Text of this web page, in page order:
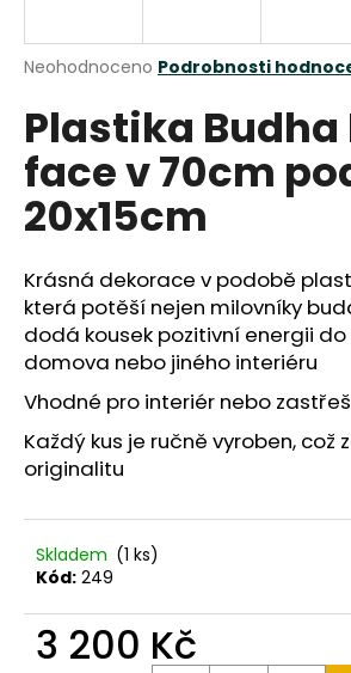
Průměrné
produktu
je
0,0
5
hvězdiček.
Neohodnoceno Podrobnosti
Plastika Budha
face v 70cm
20x15cm
Krásná dekorace v podobě
která potěší nejen milovníky
dodá kousek pozitivní energii
domova nebo jiného interiéru
Vhodné pro interiér nebo
Každý kus je ručně vyroben, což
originalitu
Skladem (1 ks)
Kód: 249
3 200 Kč
j
t
?
HLEDAT
o
p
o
r
u
u
e
m